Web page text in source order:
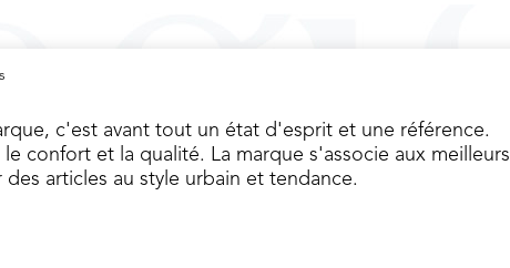
c'est avant tout un état d'esprit et une référence.
confort et la qualité. La marque s'associe aux meilleurs
articles au style urbain et tendance.